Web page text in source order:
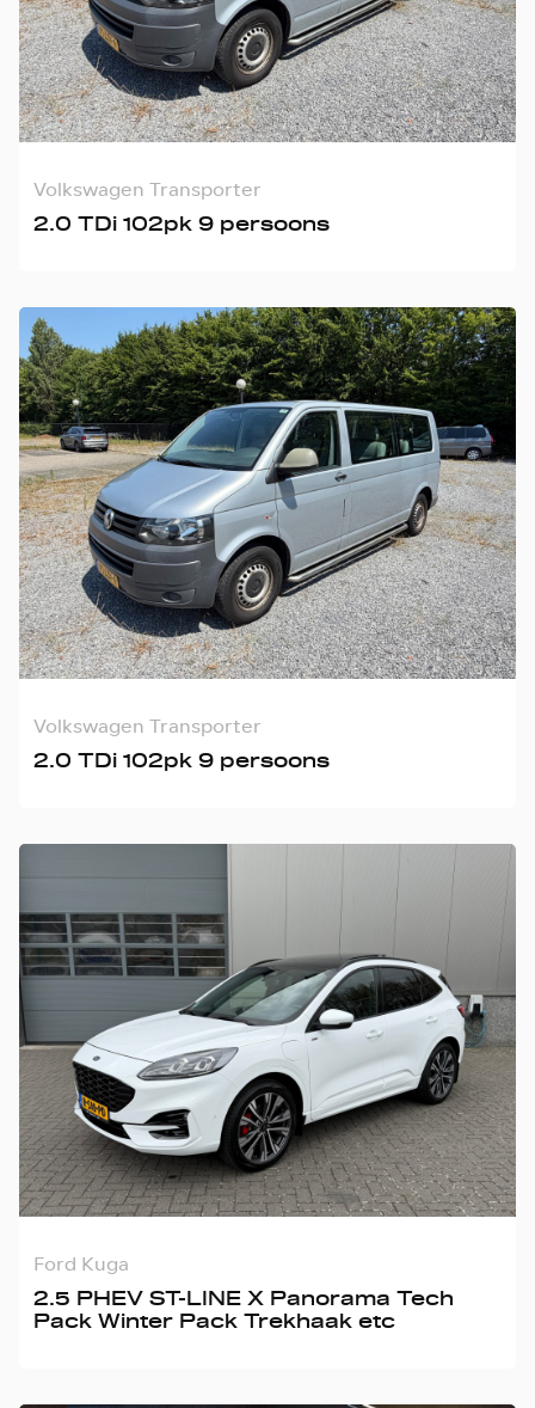
Volkswagen Transporter
2.0 TDi 102pk 9 persoons
Volkswagen Transporter
2.0 TDi 102pk 9 persoons
Ford Kuga
2.5 PHEV ST-LINE X Panorama Tech
Pack Winter Pack Trekhaak etc